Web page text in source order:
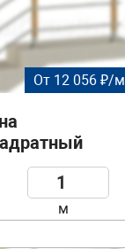
От 12 056 ₽/м
с
м